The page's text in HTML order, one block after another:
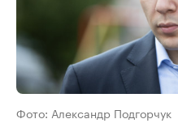
Фото: Александр Подгорчук